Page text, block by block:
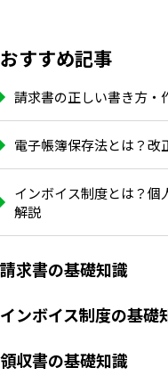
おすすめ記事
請求書の正しい書き方・
電子帳簿保存法とは？改
インボイス制度とは？個
解説
請求書の基礎知識
インボイス制度の基礎
領収書の基礎知識